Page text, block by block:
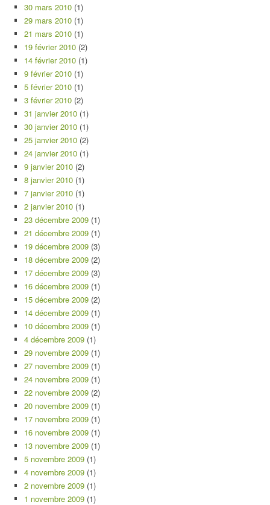
30 mars 2010 (1)
29 mars 2010 (1)
21 mars 2010 (1)
19 février 2010 (2)
14 février 2010 (1)
9 février 2010 (1)
5 février 2010 (1)
3 février 2010 (2)
31 janvier 2010 (1)
30 janvier 2010 (1)
25 janvier 2010 (2)
24 janvier 2010 (1)
9 janvier 2010 (2)
8 janvier 2010 (1)
7 janvier 2010 (1)
2 janvier 2010 (1)
23 décembre 2009 (1)
21 décembre 2009 (1)
19 décembre 2009 (3)
18 décembre 2009 (2)
17 décembre 2009 (3)
16 décembre 2009 (1)
15 décembre 2009 (2)
14 décembre 2009 (1)
10 décembre 2009 (1)
4 décembre 2009 (1)
29 novembre 2009 (1)
27 novembre 2009 (1)
24 novembre 2009 (1)
22 novembre 2009 (2)
20 novembre 2009 (1)
17 novembre 2009 (1)
16 novembre 2009 (1)
13 novembre 2009 (1)
5 novembre 2009 (1)
4 novembre 2009 (1)
2 novembre 2009 (1)
1 novembre 2009 (1)